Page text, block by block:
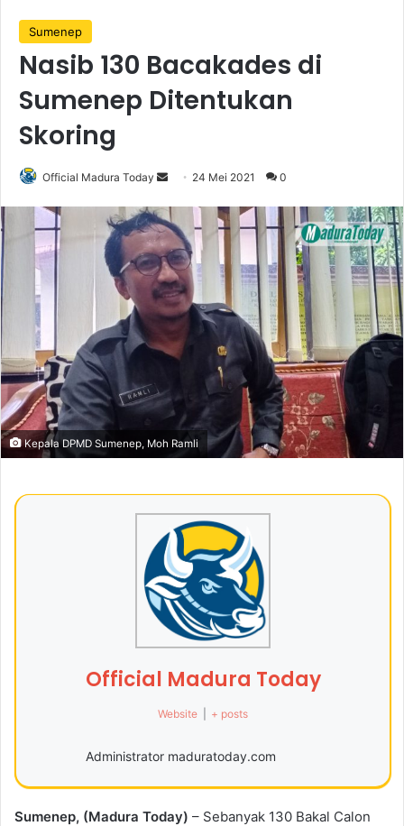
Sumenep
Nasib 130 Bacakades di
Sumenep Ditentukan
Skoring
Official Madura Today
n
a
n
e
m
a
24 Mei 2021 0
Kepala DPMD Sumenep, Moh Ramli
Official Madura Today
Website + posts
Administrator maduratoday.com
Sumenep, (Madura Today) – Sebanyak 130 Bakal Calon